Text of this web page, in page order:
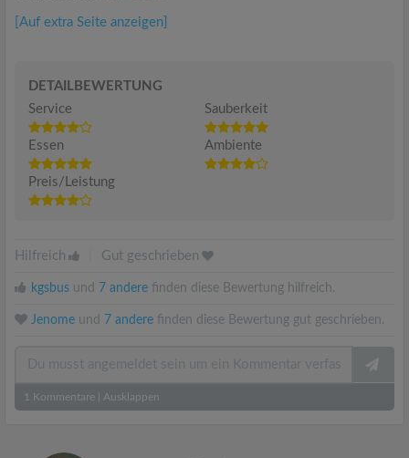
[Auf extra Seite anzeigen]
DETAILBEWERTUNG
Service
Sauberkeit
Essen Ambiente
Preis/Leistung
Hilfreich Gut geschrieben
kgsbus und 7 andere finden diese Bewertung hilfreich.
Jenome und 7 andere finden diese Bewertung gut geschrieben.
1 Kommentare Ausklappen